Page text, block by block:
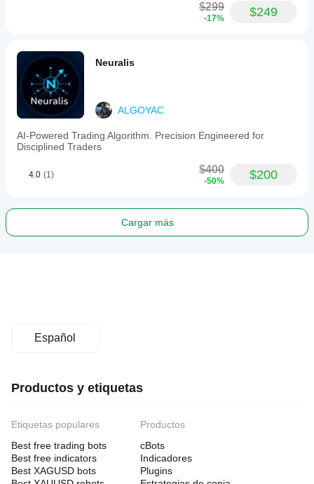
$299
-17% $249
Neuralis
ALGOYAC
AI-Powered Trading Algorithm. Precision Engineered for
Disciplined Traders
4.0 (1) $400
-50% $200
Cargar más
Español
Productos y etiquetas
Etiquetas populares
Best free trading bots
Best free indicators
Best XAGUSD bots
Productos
cBots
Indicadores
Plugins